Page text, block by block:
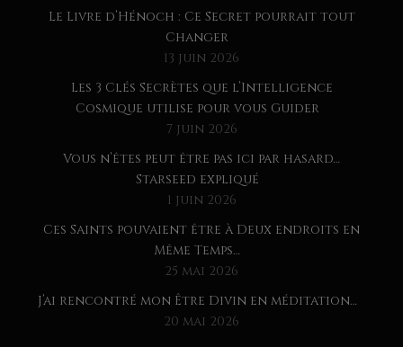
Le Livre d’Hénoch : Ce Secret pourrait tout
Changer
13 juin 2026
Les 3 Clés Secrètes que l’Intelligence
Cosmique utilise pour vous Guider
7 juin 2026
Vous n’êtes peut être pas ici par hasard…
Starseed expliqué
1 juin 2026
Ces Saints pouvaient être à Deux endroits en
Même Temps…
25 mai 2026
J’ai rencontré mon Être Divin en méditation…
20 mai 2026